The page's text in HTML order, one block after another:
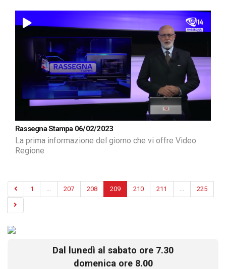
Rassegna Stampa 06/02/2023
La prima informazione del giorno che vi offre Video
Regione
1 207 208 209 210 211 225
Dal lunedì al sabato ore 7.30
domenica ore 8.00